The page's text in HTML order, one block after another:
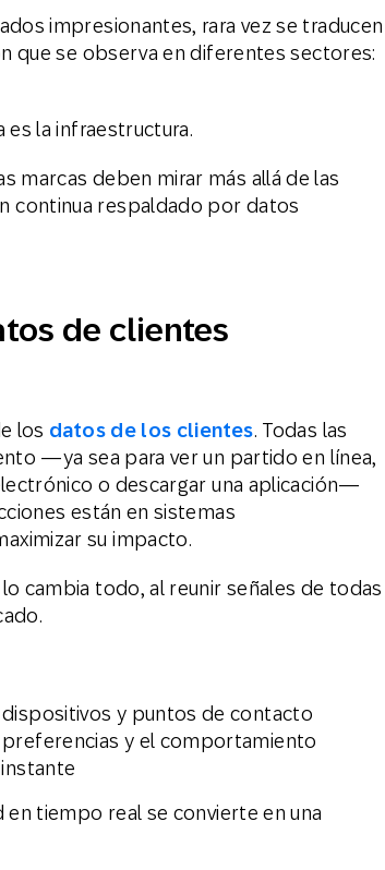
impresionantes, rara vez se traducen
que se observa en diferentes sectores:
es la infraestructura.
marcas deben mirar más allá de las
continua respaldado por datos
de clientes
los datos de los clientes. Todas las
—ya sea para ver un partido en línea,
o descargar una aplicación—
están en sistemas
su impacto.
cambia todo, al reunir señales de todas
y puntos de contacto
y el comportamiento
tiempo real se convierte en una